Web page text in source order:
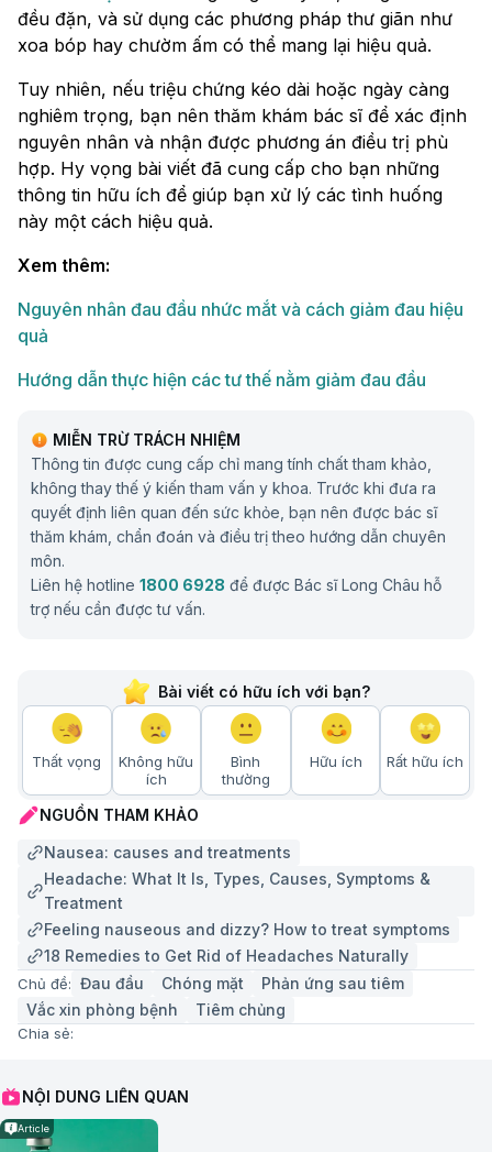
đều đặn, và sử dụng các phương pháp thư giãn như
xoa bóp hay chườm ấm có thể mang lại hiệu quả.
Tuy nhiên, nếu triệu chứng kéo dài hoặc ngày càng
nghiêm trọng, bạn nên thăm khám bác sĩ để xác định
nguyên nhân và nhận được phương án điều trị phù
hợp. Hy vọng bài viết đã cung cấp cho bạn những
thông tin hữu ích để giúp bạn xử lý các tình huống
này một cách hiệu quả.
Xem thêm:
Nguyên nhân đau đầu nhức mắt và cách giảm đau hiệu
quả
Hướng dẫn thực hiện các tư thế nằm giảm đau đầu
MIỄN TRỪ TRÁCH NHIỆM
Thông tin được cung cấp chỉ mang tính chất tham khảo,
không thay thế ý kiến tham vấn y khoa. Trước khi đưa ra
quyết định liên quan đến sức khỏe, bạn nên được bác sĩ
thăm khám, chẩn đoán và điều trị theo hướng dẫn chuyên
môn.
Liên hệ hotline 1800 6928 để được Bác sĩ Long Châu hỗ
trợ nếu cần được tư vấn.
Bài viết có hữu ích với bạn?
Thất vọng
Không hữu
ích
Bình
thường
Hữu ích Rất hữu ích
NGUỒN THAM KHẢO
Nausea: causes and treatments
Headache: What It Is, Types, Causes, Symptoms &
Treatment
Feeling nauseous and dizzy? How to treat symptoms
18 Remedies to Get Rid of Headaches Naturally
Chủ đề: Đau đầu Chóng mặt
Phản ứng sau tiêm
Vắc xin phòng bệnh
Tiêm chủng
Chia sẻ:
NỘI DUNG LIÊN QUAN
Article